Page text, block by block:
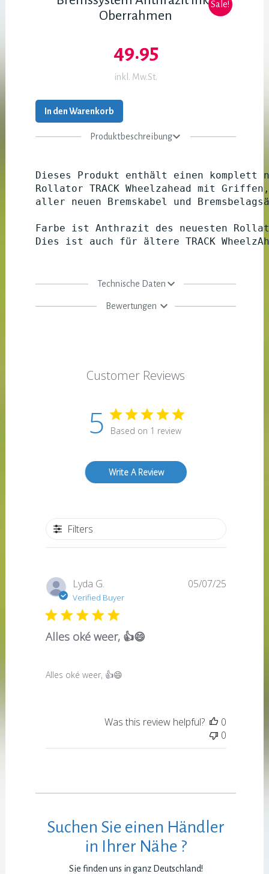
Sale!
Oberrahmen
49.95
inkl. Mw.St.
In den Warenkorb
Produktbeschreibung
Dieses Produkt enthält einen komplett
Rollator TRACK Wheelzahead mit
aller neuen Bremskabel und
Farbe ist Anthrazit des neuesten
Dies ist auch für ältere TRACK
Technische Daten
Bewertungen
Customer Reviews
5 Based on 1 review
Write A Review
Filters
Lyda G.
Verified Buyer
Alles oké weer, 👍😄
Alles oké weer, 👍😄
Published
05/07/25
Was this review helpful?
0
0
Suchen Sie einen Händler
in Ihrer Nähe ?
Sie finden uns in ganz Deutschland!